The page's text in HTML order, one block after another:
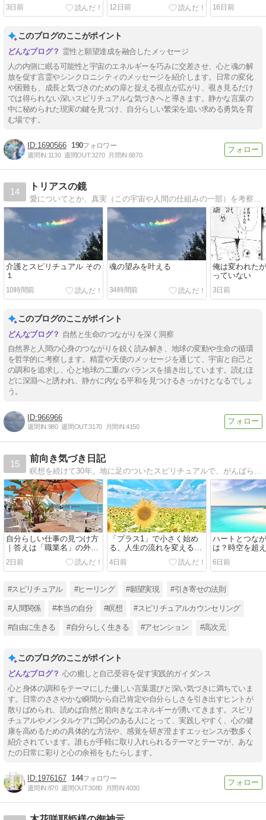
3日前
12日前
16日前
このブログのここがポイント
霊性と願望達成を融合したメッセージ
人の内側に眠る可能性と宇宙のエネルギーを巧みに交差させ、心と魂の解
放を促す言霊やシンクロニシティのメッセージを紹介します。日常の変化
や困難も、成長と気づきのための扉と捉える視点が広がり、覗き見るだけ
では得られない深いスピリチュアルな気づきへと導きます。静かな言葉の
中に秘められた現実の鍵を見つけ、自分らしい繁栄を追い求める勇気を育
む場です。
1690566 190
週間IN:1130 週間OUT:3270 月間IN:6870
14
トリアスの鏡
愛についてとか、真実（この宇宙や人間の仕組みの一部）を考察していきます
介護とスピリチュアル その
１
10時間前
魂の望みを叶える
34時間前
俺は変われた
っていない
3日前
このブログのここがポイント
自然と生命のつながりを深く洞察
自然界と人間の心身のつながりを鋭く読み解き、地球の変動や生命の循環
を哲学的に考察します。精霊や天使のメッセージを通じて、宇宙と自己と
の調和を追求し、心と地球の二重のバランスを描き出しています。読むほ
どに深淵へと誘われ、静かに内なる平和を見つけるきっかけとなるでしょ
う。
966966
週間IN:980 週間OUT:3170 月間IN:4150
15
前向き気づき日記
瞑想を続けて30年。地に足のついたスピリチュアルで、がんばらず前向きに自分が生きたい人生を。本気で人生を変えたい方、本当の自分を生きたい方へ。毎日更新中。
自分らしい仕事の見つけ方
｜答えは「職業名」の外に
ある
2日前
「プラス1」で小さく始め
る、人生の流れを変えるシ
ンプルな習慣
4日前
ハートとつな
は？時空を超
ートの歌」
6日前
#スピリチュアル #ヒーリング #願望実現 #引き寄せの法則
#人間関係 #本当の自分 #瞑想 #スピリチュアルカウンセリング
#自由に生きる #自分らしく生きる #アセンション #高次元
このブログのここがポイント
心の癒しと自己受容を促す実践的ガイダンス
心と身体の調和をテーマにした優しい言葉選びと深い気づきに満ちていま
す。日常のささやかな瞬間から自己肯定や自分らしさを引き出すヒントが
散りばめられ、読めば自然と前向きなエネルギーが湧いてきます。スピリ
チュアルやメンタルケアに関心のある人にとって、実践しやすく、心の健
康を高めるための具体的な方法や、感覚を研ぎ澄ますエッセンスが数多く
紹介されています。誰もが手軽に取り入れられるテーマとテーマが、あな
たの日常に彩りと心の余裕をもたらします。
1976167 144
週間IN:870 週間OUT:3080 月間IN:4030